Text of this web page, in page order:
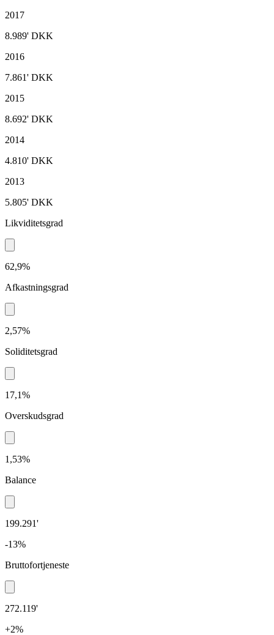
2017
8.989' DKK
2016
7.861' DKK
2015
8.692' DKK
2014
4.810' DKK
2013
5.805' DKK
Likviditetsgrad
62,9%
Afkastningsgrad
2,57%
Soliditetsgrad
17,1%
Overskudsgrad
1,53%
Balance
199.291'
-13%
Bruttofortjeneste
272.119'
+2%